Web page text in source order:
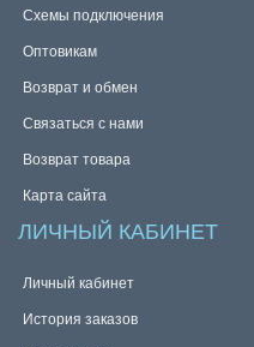
Схемы подключения
Оптовикам
Возврат и обмен
Связаться с нами
Возврат товара
Карта сайта
ЛИЧНЫЙ КАБИНЕТ
Личный кабинет
История заказов